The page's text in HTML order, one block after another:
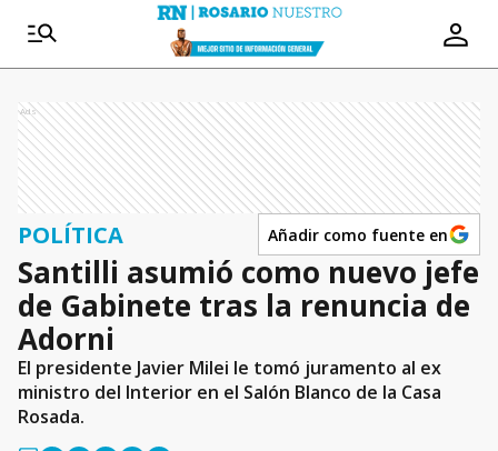
Ads
POLÍTICA Añadir como fuente en
Santilli asumió como nuevo jefe
de Gabinete tras la renuncia de
Adorni
El presidente Javier Milei le tomó juramento al ex
ministro del Interior en el Salón Blanco de la Casa
Rosada.